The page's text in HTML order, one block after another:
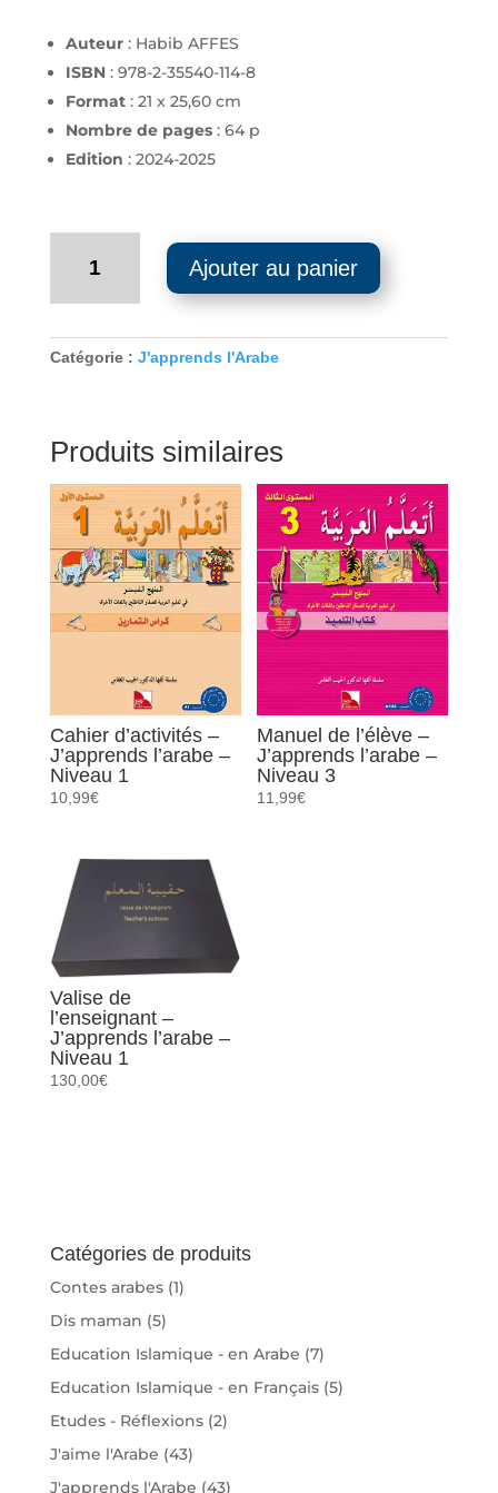
Auteur: Habib AFFES
ISBN: 978-2-35540-114-8
Format: 21 x 25,60 cm
Nombre de pages: 64 p
Edition : 2024-2025
J'apprends
Niveau
Ajouter au panier
Catégorie : J'apprends l'Arabe
Produits similaires
Cahier d’activités –
J’apprends l’arabe –
Niveau 1
10,99€
Manuel de l’élève –
J’apprends l’arabe –
Niveau 3
11,99€
Valise de
l’enseignant –
J’apprends l’arabe –
Niveau 1
130,00€
Catégories de produits
Contes arabes (1)
Dis maman (5)
Education Islamique - en Arabe (7)
Education Islamique - en Français (5)
Etudes - Réflexions (2)
J'aime l'Arabe (43)
J'apprends l'Arabe (43)